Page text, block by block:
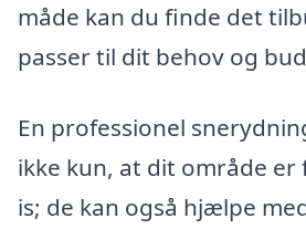
måde kan du finde det
passer til dit behov og
En professionel
ikke kun, at dit område er
is; de kan også hjælpe